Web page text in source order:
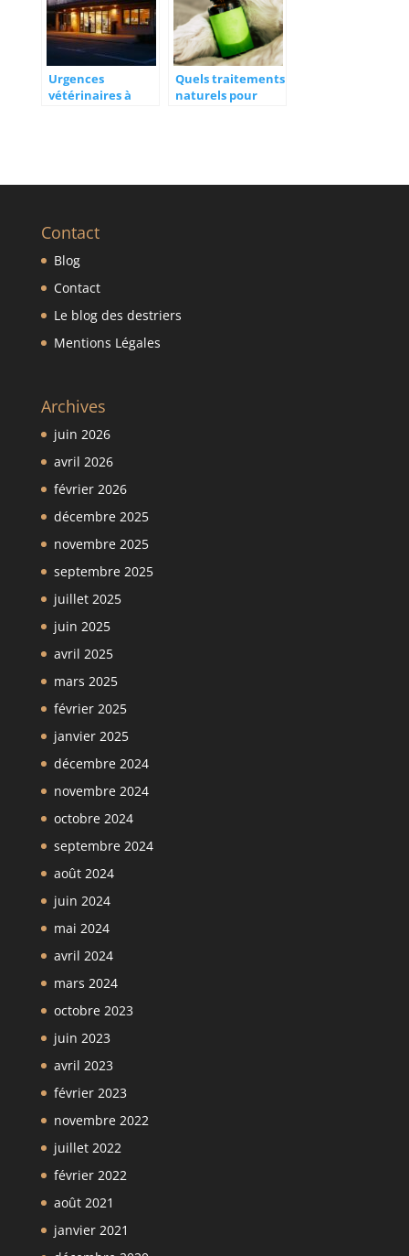
thème
d’urgence ne
suffit pas
Urgences
vétérinaires à
Quels traitements
naturels pour
Contact
Blog
Contact
Le blog des destriers
Mentions Légales
Archives
juin 2026
avril 2026
février 2026
décembre 2025
novembre 2025
septembre 2025
juillet 2025
juin 2025
avril 2025
mars 2025
février 2025
janvier 2025
décembre 2024
novembre 2024
octobre 2024
septembre 2024
août 2024
juin 2024
mai 2024
avril 2024
mars 2024
octobre 2023
juin 2023
avril 2023
février 2023
novembre 2022
juillet 2022
février 2022
août 2021
janvier 2021